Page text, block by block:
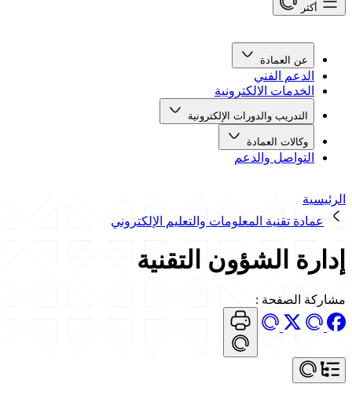
أكثر
عن العمادة
الدعم الفني
الخدمات الالكترونية
التدريب والدورات الإلكترونية
وكالات العمادة
التواصل والدعم
الرئيسية
عمادة تقنية المعلومات والتعليم الإلكتروني
إدارة الشؤون التقنية
مشاركة الصفحة :